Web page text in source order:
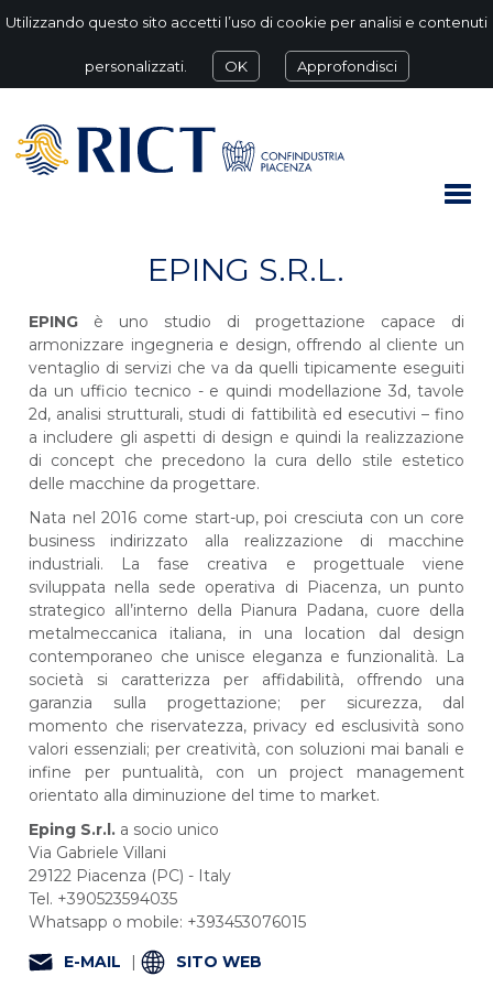
Utilizzando questo sito accetti l’uso di cookie per analisi e contenuti
personalizzati. OK Approfondisci
EPING S.R.L.
EPING è uno studio di progettazione capace di
armonizzare ingegneria e design, offrendo al cliente un
ventaglio di servizi che va da quelli tipicamente eseguiti
da un ufficio tecnico - e quindi modellazione 3d, tavole
2d, analisi strutturali, studi di fattibilità ed esecutivi – fino
a includere gli aspetti di design e quindi la realizzazione
di concept che precedono la cura dello stile estetico
delle macchine da progettare.
Nata nel 2016 come start-up, poi cresciuta con un core
business indirizzato alla realizzazione di macchine
industriali. La fase creativa e progettuale viene
sviluppata nella sede operativa di Piacenza, un punto
strategico all’interno della Pianura Padana, cuore della
metalmeccanica italiana, in una location dal design
contemporaneo che unisce eleganza e funzionalità. La
società si caratterizza per affidabilità, offrendo una
garanzia sulla progettazione; per sicurezza, dal
momento che riservatezza, privacy ed esclusività sono
valori essenziali; per creatività, con soluzioni mai banali e
infine per puntualità, con un project management
orientato alla diminuzione del time to market.
Eping S.r.l. a socio unico
Via Gabriele Villani
29122 Piacenza (PC) - Italy​
Tel. +390523594035
Whatsapp o mobile: +393453076015
E-MAIL
| SITO WEB